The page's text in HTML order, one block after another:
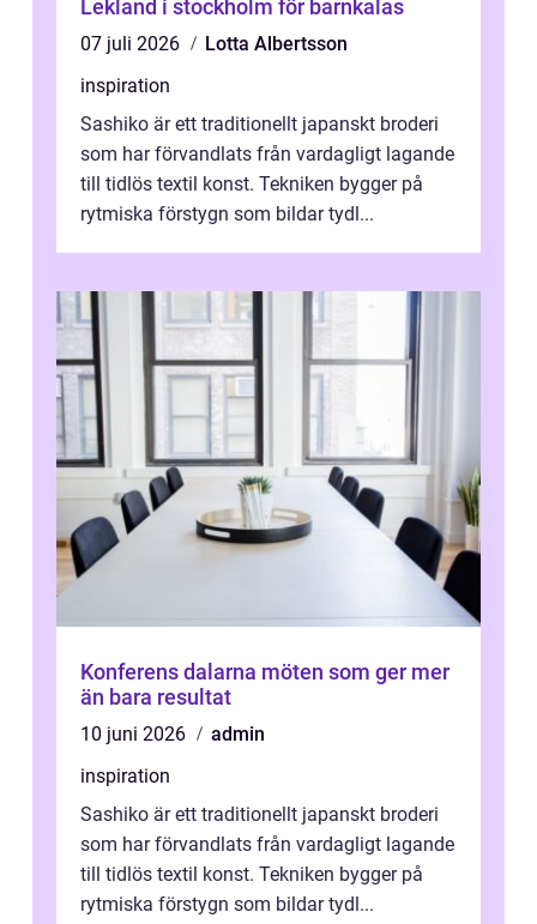
Lekland i stockholm för barnkalas
07 juli 2026
Lotta Albertsson
inspiration
Sashiko är ett traditionellt japanskt broderi
som har förvandlats från vardagligt lagande
till tidlös textil konst. Tekniken bygger på
rytmiska förstygn som bildar tydl...
Konferens dalarna möten som ger mer
än bara resultat
10 juni 2026
admin
inspiration
Sashiko är ett traditionellt japanskt broderi
som har förvandlats från vardagligt lagande
till tidlös textil konst. Tekniken bygger på
rytmiska förstygn som bildar tydl...